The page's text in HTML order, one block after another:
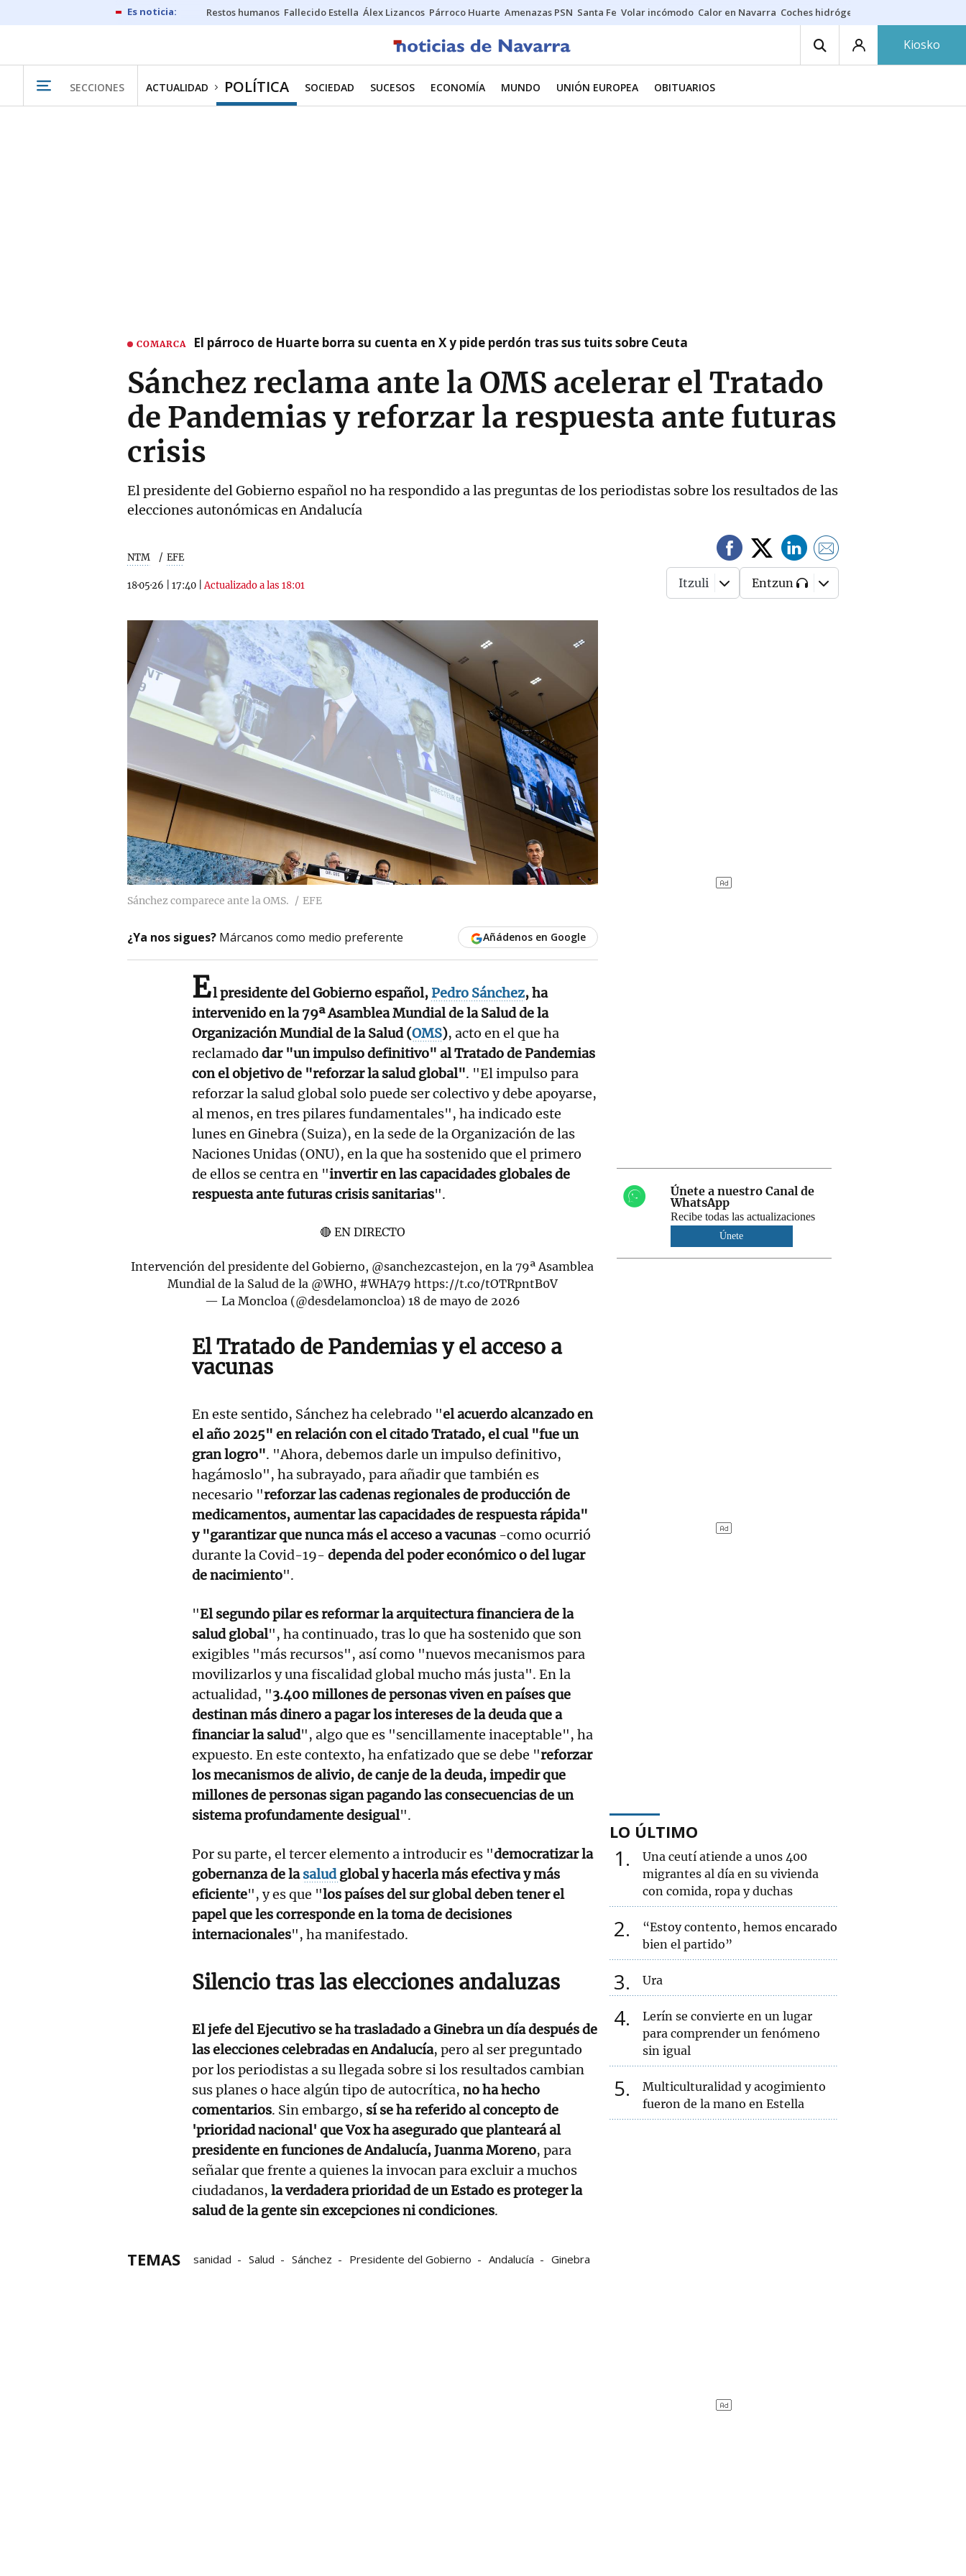
Restos humanos Fallecido Estella Álex Lizancos Párroco Huarte Amenazas PSN Santa Fe Volar incómodo Calor en Navarra Coches hidrógeno
Kiosko
SECCIONES ACTUALIDAD POLÍTICA SOCIEDAD SUCESOS ECONOMÍA MUNDO UNIÓN EUROPEA OBITUARIOS
COMARCA El párroco de Huarte borra su cuenta en X y pide perdón tras sus tuits sobre Ceuta
Sánchez reclama ante la OMS acelerar el Tratado
de Pandemias y reforzar la respuesta ante futuras
crisis
El presidente del Gobierno español no ha respondido a las preguntas de los periodistas sobre los resultados de las
elecciones autonómicas en Andalucía
NTM EFE
18·05·26 17:40 |Actualizado a las 18:01 Itzuli Entzun
Sánchez comparece ante la OMS. EFE
¿Ya nos sigues? Márcanos como medio preferente Añádenos en Google
El presidente del Gobierno español,Pedro Sánchez, ha
intervenido en la 79ª Asamblea Mundial de la Salud de la
Organización Mundial de la Salud (OMS), acto en el que ha
reclamado dar "un impulso definitivo" al Tratado de Pandemias
con el objetivo de "reforzar la salud global". "El impulso para
reforzar la salud global solo puede ser colectivo y debe apoyarse,
al menos, en tres pilares fundamentales", ha indicado este
lunes en Ginebra (Suiza), en la sede de la Organización de las
Naciones Unidas (ONU), en la que ha sostenido que el primero
de ellos se centra en "invertir en las capacidades globales de
respuesta ante futuras crisis sanitarias".
🔴 EN DIRECTO
Intervención del presidente del Gobierno, @sanchezcastejon , en la 79ª Asamblea
Mundial de la Salud de la @WHO, #WHA79 https://t.co/tOTRpntB0V
— La Moncloa (@desdelamoncloa) 18 de mayo de 2026
El Tratado de Pandemias y el acceso a
vacunas
En este sentido, Sánchez ha celebrado "el acuerdo alcanzado en
el año 2025" en relación con el citado Tratado, el cual "fue un
gran logro". "Ahora, debemos darle un impulso definitivo,
hagámoslo", ha subrayado, para añadir que también es
necesario "reforzar las cadenas regionales de producción de
medicamentos, aumentar las capacidades de respuesta rápida"
y "garantizar que nunca más el acceso a vacunas -como ocurrió
durante la Covid-19- dependa del poder económico o del lugar
de nacimiento".
"El segundo pilar es reformar la arquitectura financiera de la
salud global", ha continuado, tras lo que ha sostenido que son
exigibles "más recursos", así como "nuevos mecanismos para
movilizarlos y una fiscalidad global mucho más justa". En la
actualidad, "3.400 millones de personas viven en países que
destinan más dinero a pagar los intereses de la deuda que a
financiar la salud", algo que es "sencillamente inaceptable", ha
expuesto. En este contexto, ha enfatizado que se debe "reforzar
los mecanismos de alivio, de canje de la deuda, impedir que
millones de personas sigan pagando las consecuencias de un
sistema profundamente desigual".
Por su parte, el tercer elemento a introducir es "democratizar la
gobernanza de lasaludglobal y hacerla más efectiva y más
eficiente", y es que "los países del sur global deben tener el
papel que les corresponde en la toma de decisiones
internacionales", ha manifestado.
Silencio tras las elecciones andaluzas
El jefe del Ejecutivo se ha trasladado a Ginebra un día después de
las elecciones celebradas en Andalucía, pero al ser preguntado
por los periodistas a su llegada sobre si los resultados cambian
sus planes o hace algún tipo de autocrítica, no ha hecho
comentarios. Sin embargo, sí se ha referido al concepto de
'prioridad nacional' que Vox ha asegurado que planteará al
presidente en funciones de Andalucía, Juanma Moreno, para
señalar que frente a quienes la invocan para excluir a muchos
ciudadanos, la verdadera prioridad de un Estado es proteger la
salud de la gente sin excepciones ni condiciones.
TEMAS sanidad Salud Sánchez Presidente del Gobierno Andalucía Ginebra
Únete a nuestro Canal de
WhatsApp
Recibe todas las actualizaciones
Únete
LO ÚLTIMO
1
Una ceutí atiende a unos 400
migrantes al día en su vivienda
con comida, ropa y duchas
2
“Estoy contento, hemos encarado
bien el partido”
3 Ura
4
Lerín se convierte en un lugar
para comprender un fenómeno
sin igual
5
Multiculturalidad y acogimiento
fueron de la mano en Estella